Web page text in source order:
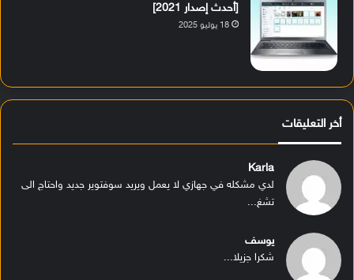
[أحدث إصدار 2021]
18 يوليو 2025
أخر التعليقات
Karla
لدي مشكله في جهازي لا يعمل ويريد سوفتوير جديد واحتاج الى
تشغ...
يوسف
شكرا جزيلا...